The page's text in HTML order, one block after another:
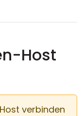
Host
verbinden